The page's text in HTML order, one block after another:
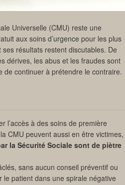
Universelle (CMU) reste une
aux soins d’urgence pour les plus
résultats restent discutables. De
dérives, les abus et les fraudes sont
de continuer à prétendre le contraire.
l’accès à des soins de première
CMU peuvent aussi en être victimes,
la Sécurité Sociale sont de piètre
sans aucun conseil préventif ou
patient dans une spirale négative